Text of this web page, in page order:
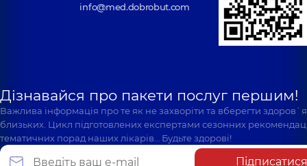
info@med.dobrobut.com
Дізнавайся про пакети послуг першим!
Важлива інформація про те як не захворіти та вберегти
близьких. Цикл підготовлених експертами сезонних
тематичних порад наших лікарів… Будьте здорові!
Підписатися